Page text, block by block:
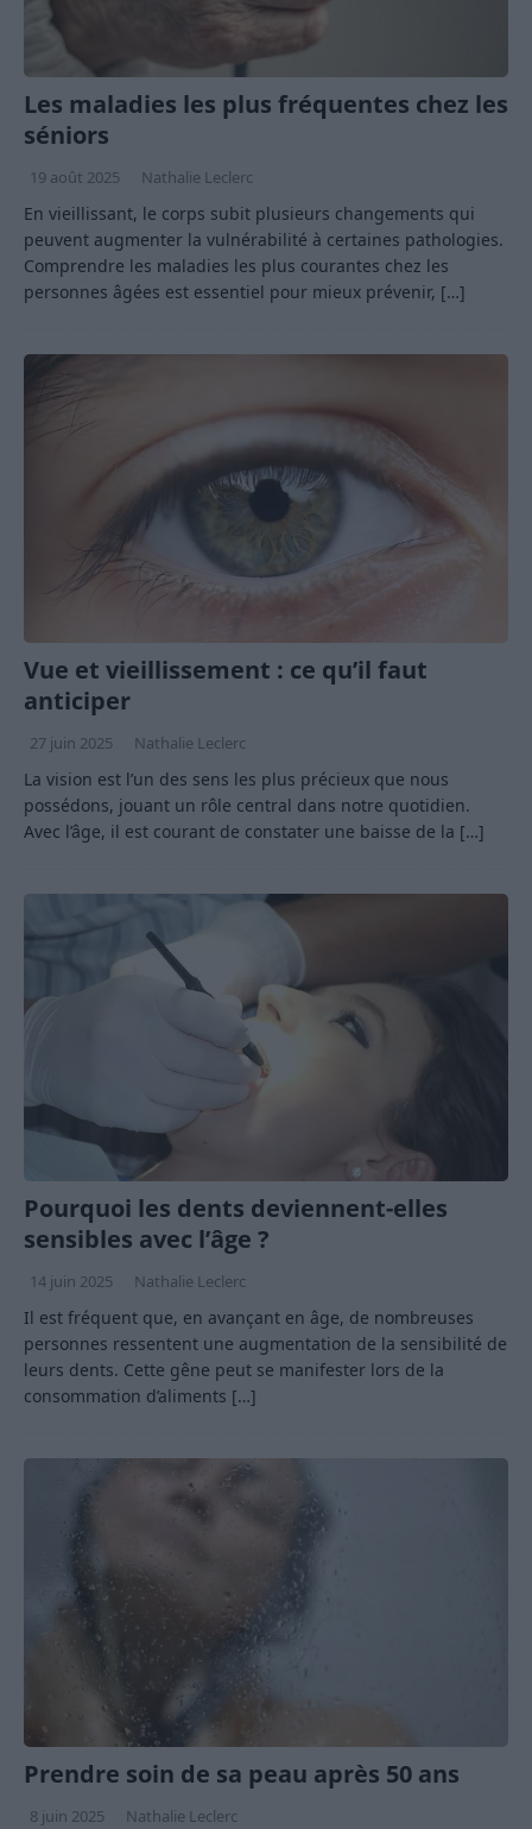
Les maladies les plus fréquentes chez les
séniors
19 août 2025 Nathalie Leclerc
En vieillissant, le corps subit plusieurs changements qui
peuvent augmenter la vulnérabilité à certaines pathologies.
Comprendre les maladies les plus courantes chez les
personnes âgées est essentiel pour mieux prévenir, […]
Vue et vieillissement : ce qu’il faut
anticiper
27 juin 2025 Nathalie Leclerc
La vision est l’un des sens les plus précieux que nous
possédons, jouant un rôle central dans notre quotidien.
Avec l’âge, il est courant de constater une baisse de la […]
Pourquoi les dents deviennent-elles
sensibles avec l’âge ?
14 juin 2025 Nathalie Leclerc
Il est fréquent que, en avançant en âge, de nombreuses
personnes ressentent une augmentation de la sensibilité de
leurs dents. Cette gêne peut se manifester lors de la
consommation d’aliments […]
Prendre soin de sa peau après 50 ans
8 juin 2025 Nathalie Leclerc